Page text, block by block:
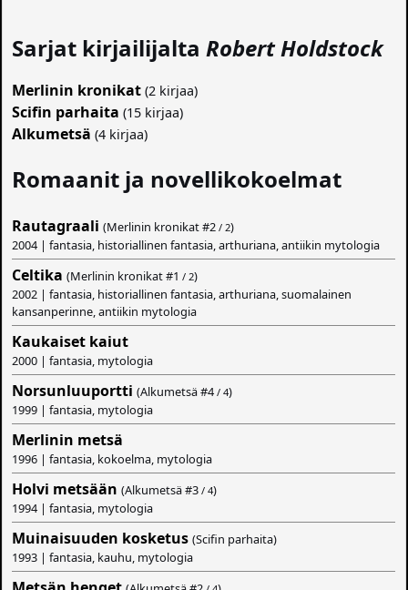
Sarjat kirjailijaltaRobert Holdstock
Merlinin kronikat (2 kirjaa)
Scifin parhaita (15 kirjaa)
Alkumetsä (4 kirjaa)
Romaanit ja novellikokoelmat
Rautagraali (Merlinin kronikat #2 / 2)
2004 | fantasia, historiallinen fantasia, arthuriana, antiikin mytologia
Celtika (Merlinin kronikat #1 / 2)
2002 | fantasia, historiallinen fantasia, arthuriana, suomalainen
kansanperinne, antiikin mytologia
Kaukaiset kaiut
2000 | fantasia, mytologia
Norsunluuportti (Alkumetsä #4 / 4)
1999 | fantasia, mytologia
Merlinin metsä
1996 | fantasia, kokoelma, mytologia
Holvi metsään (Alkumetsä #3 / 4)
1994 | fantasia, mytologia
Muinaisuuden kosketus (Scifin parhaita)
1993 | fantasia, kauhu, mytologia